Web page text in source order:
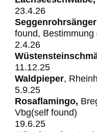
23.4.26
Seggenrohrsänger
found, Bestimmung
2.4.26
11.12.25
Waldpieper,
5.9.25
Rosaflamingo,
Vbg(self found)
19.6.25